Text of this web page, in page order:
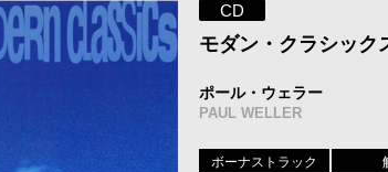
CD
モダン・クラシック
ポール・ウェラー
PAUL WELLER
ボーナストラック